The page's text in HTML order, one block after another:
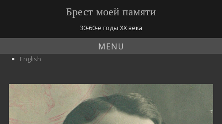
Брест моей памяти
30-60-е годы ХХ века
MENU
English